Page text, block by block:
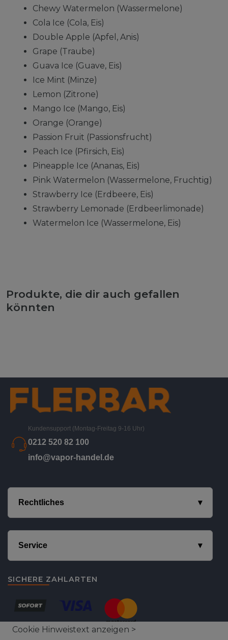
Chewy Watermelon (Wassermelone)
Cola Ice (Cola, Eis)
Double Apple (Apfel, Anis)
Grape (Traube)
Guava Ice (Guave, Eis)
Ice Mint (Minze)
Lemon (Zitrone)
Mango Ice (Mango, Eis)
Orange (Orange)
Passion Fruit (Passionsfrucht)
Peach Ice (Pfirsich, Eis)
Pineapple Ice (Ananas, Eis)
Pink Watermelon (Wassermelone, Fruchtig)
Strawberry Ice (Erdbeere, Eis)
Strawberry Lemonade (Erdbeerlimonade)
Watermelon Ice (Wassermelone, Eis)
Produkte, die dir auch gefallen
könnten
Kundensupport (Montag-Freitag 9-16 Uhr)
0212 520 82 100
info@vapor-handel.de
Rechtliches
Service
SICHERE ZAHLARTEN
Cookie Hinweistext anzeigen >